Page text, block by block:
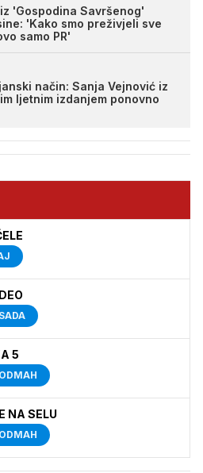
'Gospodina Savršenog'
'Kako smo preživjeli sve
samo PR'
način: Sanja Vejnović iz
ljetnim izdanjem ponovno
5
NA SELU